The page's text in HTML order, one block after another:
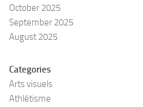
October 2025
September 2025
August 2025
Categories
Arts visuels
Athlétisme